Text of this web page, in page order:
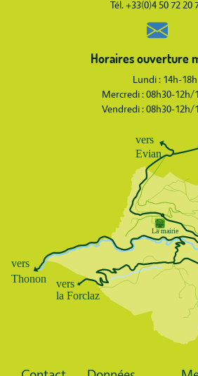
Tél. +33(0)4 50 72 20
Horaires ouverture
Lundi : 14h-18h
Mercredi : 08h30-12h/
Vendredi : 08h30-12h/